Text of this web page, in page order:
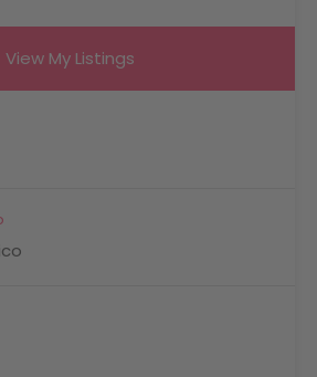
View My Listings